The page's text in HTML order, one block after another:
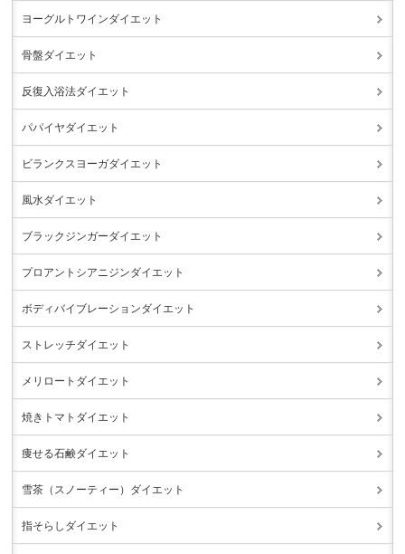
ヨーグルトワインダイエット
骨盤ダイエット
反復入浴法ダイエット
パパイヤダイエット
ビランクスヨーガダイエット
風水ダイエット
ブラックジンガーダイエット
プロアントシアニジンダイエット
ボディバイブレーションダイエット
ストレッチダイエット
メリロートダイエット
焼きトマトダイエット
痩せる石鹸ダイエット
雪茶（スノーティー）ダイエット
指そらしダイエット